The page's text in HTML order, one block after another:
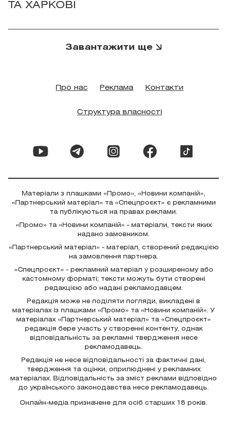
ТА ХАРКОВІ
Завантажити ще
Про нас Реклама Контакти
Структура власності
Матеріали з плашками «Промо», «Новини компаній»,
«Партнерський матеріал» та «Спецпроєкт» є рекламними
та публікуються на правах реклами.
«Промо» та «Новини компаній» - матеріали, тексти яких
надано замовником.
«Партнерський матеріал» - матеріал, створений редакцією
на замовлення партнера.
«Спецпроєкт» - рекламний матеріал у розширеному або
кастомному форматі; тексти можуть бути створені
редакцією або надані рекламодавцем.
Редакція може не поділяти погляди, викладені в
матеріалах із плашками «Промо» та «Новини компаній». У
матеріалах «Партнерський матеріал» та «Спецпроєкт»
редакція бере участь у створенні контенту, однак
відповідальність за рекламні твердження несе
рекламодавець.
Редакція не несе відповідальності за фактичні дані,
твердження та оцінки, оприлюднені у рекламних
матеріалах. Відповідальність за зміст реклами відповідно
до українського законодавства несе рекламодавець.
Онлайн-медіа призначене для осіб старших 18 років.